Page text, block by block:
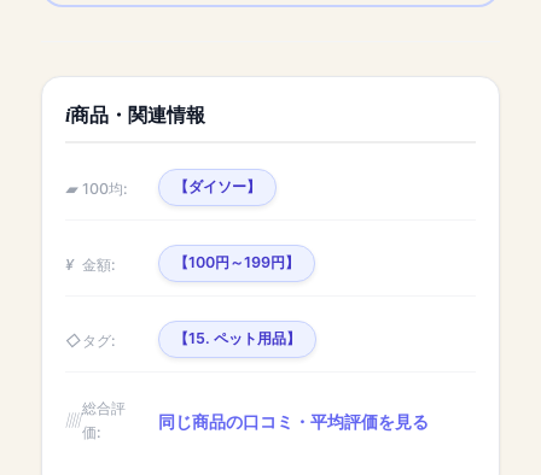
商品・関連情報
100均: 【ダイソー】
金額: 【100円～199円】
タグ: 【15. ペット用品】
総合評
価:
同じ商品の口コミ・平均評価を見る